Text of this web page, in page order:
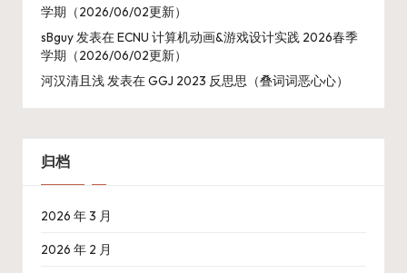
学期（2026/06/02更新）
sBguy发表在ECNU 计算机动画&游戏设计实践 2026春季
学期（2026/06/02更新）
河汉清且浅发表在GGJ 2023 反思思（叠词词恶心心）
归档
2026 年 3 月
2026 年 2 月